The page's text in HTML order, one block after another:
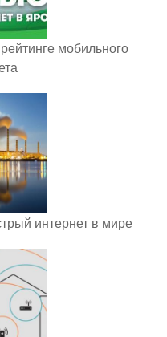
мобильного
интернет в мире